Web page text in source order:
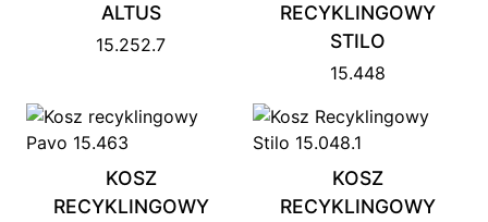
ALTUS
15.252.7
RECYKLINGOWY
STILO
15.448
KOSZ
RECYKLINGOWY
KOSZ
RECYKLINGOWY